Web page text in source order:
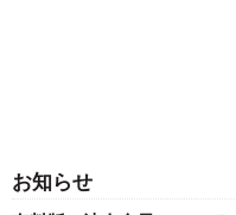
お知らせ